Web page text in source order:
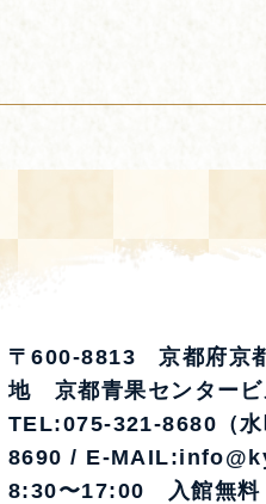
〒600-8813 京都府京
地 京都青果センタービ
TEL:075-321-8680（
8690 / E-
8:30〜17:00 入館無料